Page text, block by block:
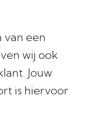
van een
wij ook
Jouw
is hiervoor